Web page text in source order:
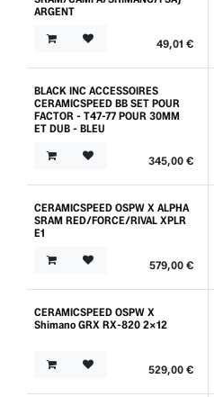
ARGENT
49,01 €
BLACK INC ACCESSOIRES
CERAMICSPEED BB SET POUR
FACTOR - T47-77 POUR 30MM
ET DUB - BLEU
345,00 €
CERAMICSPEED OSPW X ALPHA
SRAM RED/FORCE/RIVAL XPLR
E1
579,00 €
CERAMICSPEED OSPW X
Shimano GRX RX-820 2x12
529,00 €